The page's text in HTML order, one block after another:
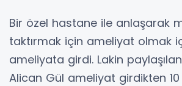
Bir özel hastane ile anlaşarak
taktırmak için ameliyat olmak
ameliyata girdi. Lakin
Alican Gül ameliyat girdikten